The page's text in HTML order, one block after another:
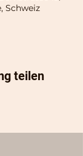
Schweiz
teilen